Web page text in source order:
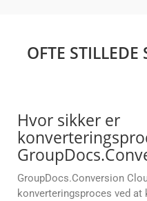
OFTE
Hvor sikker er
GroupDocs.Conversion
konverteringsproces ved